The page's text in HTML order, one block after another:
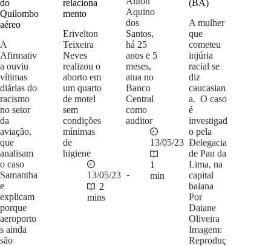
do
Quilombo
aéreo
A
Afirmativ
a ouviu
vítimas
diárias do
racismo
no setor
da
aviação,
que
analisam
o caso
Samantha
e
explicam
porque
aeroporto
s ainda
são
relaciona
mento
Erivelton
Teixeira
Neves
realizou o
aborto em
um quarto
de motel
sem
condições
mínimas
de
higiene
13/05/23
2
mins
Aquino
dos
Santos,
há 25
anos e 5
meses,
atua no
Banco
Central
como
auditor
13/05/23
1
min
(BA)
A mulher
que
cometeu
injúria
racial se
diz
caucasian
a. O caso
é
investigad
o pela
Delegacia
de Pau da
Lima, na
capital
baiana
Por
Daiane
Oliveira
Imagem:
Reproduç